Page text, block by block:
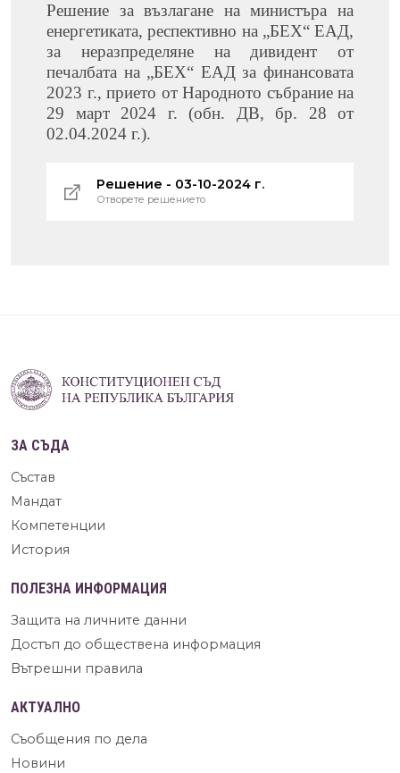
Решение за възлагане на министъра на
енергетиката, респективно на „БЕХ“ ЕАД,
за неразпределяне на дивидент от
печалбата на „БЕХ“ ЕАД за финансовата
2023 г., прието от Народното събрание на
29 март 2024 г. (обн. ДВ, бр. 28 от
02.04.2024 г.).
Решение - 03-10-2024 г.
Отворете решението
ЗА СЪДА
Състав
Мандат
Компетенции
История
ПОЛЕЗНА ИНФОРМАЦИЯ
Защита на личните данни
Достъп до обществена информация
Вътрешни правила
АКТУАЛНО
Съобщения по дела
Новини